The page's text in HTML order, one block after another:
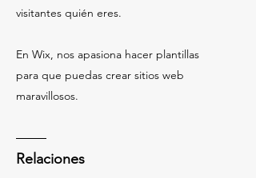
visitantes quién eres.
En Wix, nos apasiona hacer plantillas
para que puedas crear sitios web
maravillosos.
Relaciones